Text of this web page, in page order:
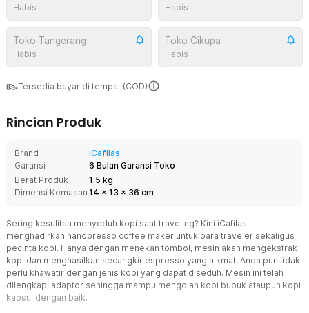
Habis Habis
Toko Tangerang
Habis
Toko Cikupa
Habis
Tersedia bayar di tempat (COD)
Rincian Produk
Brand
iCafilas
Garansi
6 Bulan Garansi Toko
Berat Produk
1.5 kg
Dimensi Kemasan 14 x 13 x 36 cm
Sering kesulitan menyeduh kopi saat traveling? Kini iCafilas
menghadirkan nanopresso coffee maker untuk para traveler sekaligus
pecinta kopi. Hanya dengan menekan tombol, mesin akan mengekstrak
kopi dan menghasilkan secangkir espresso yang nikmat, Anda pun tidak
perlu khawatir dengan jenis kopi yang dapat diseduh. Mesin ini telah
dilengkapi adaptor sehingga mampu mengolah kopi bubuk ataupun kopi
kapsul dengan baik.